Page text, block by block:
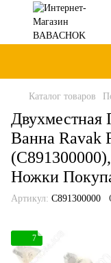
Каталог товаров
Двухместная
Ванна Ravak
Ножки
Артикул: C891300000
7